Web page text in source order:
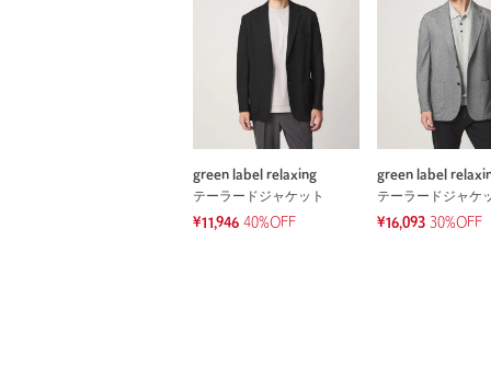
green label relaxing
テーラードジャケット
¥11,946 40%OFF
green label
テーラードジャケ
¥16,093 30%OFF